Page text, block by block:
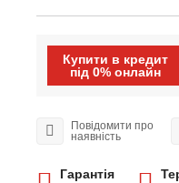
Купити в кредит
під 0% онлайн
Повідомити про
наявність
Гарантія